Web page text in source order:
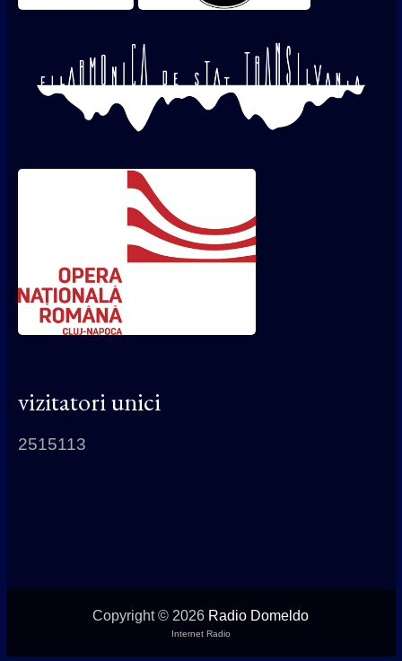
vizitatori unici
2515113
Copyright © 2026 Radio Domeldo
Internet Radio